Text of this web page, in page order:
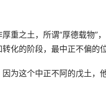
重之土，所谓“厚德载物”
化的阶段，最中正不偏的位
为这个中正不阿的戊土，